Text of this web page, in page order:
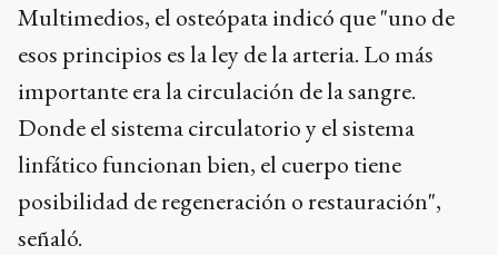
Multimedios, el osteópata indicó que "uno de
esos principios es la ley de la arteria. Lo más
importante era la circulación de la sangre.
Donde el sistema circulatorio y el sistema
linfático funcionan bien, el cuerpo tiene
posibilidad de regeneración o restauración",
señaló.